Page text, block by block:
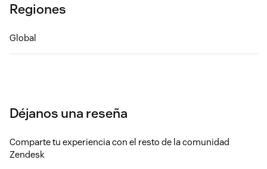
Regiones
Global
Déjanos una reseña
Comparte tu experiencia con el resto de la comunidad
Zendesk